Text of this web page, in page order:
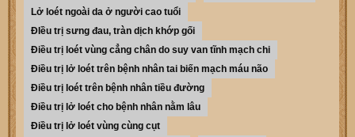
Lở loét ngoài da ở người cao tuổi
ĐIều trị sưng đau, tràn dịch khớp gối
Điều trị loét vùng cẳng chân do suy van tĩnh mạch chi
Điều trị lở loét trên bệnh nhân tai biến mạch máu não
Điều trị loét trên bệnh nhân tiều đường
Điều trị lở loét cho bệnh nhân nằm lâu
Điều trị lở loét vùng cùng cụt